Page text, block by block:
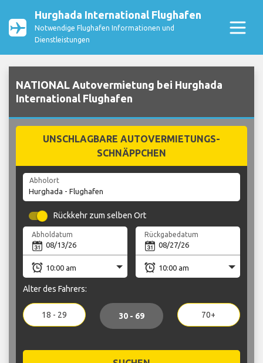
Hurghada International Flughafen
Notwendige Flughafen Informationen und
Dienstleistungen
NATIONAL Autovermietung bei Hurghada
International Flughafen
UNSCHLAGBARE AUTOVERMIETUNGS-
SCHNÄPPCHEN
Abholort
Rückkehr zum selben Ort
Abholdatum Rückgabedatum
Alter des Fahrers:
18 - 29 30 - 69 70+